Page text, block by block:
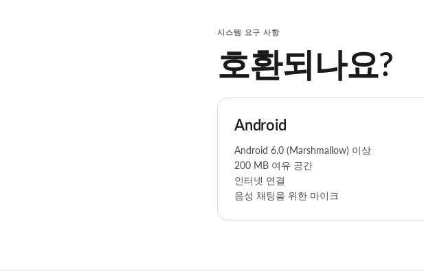
시스템 요구 사항
호환되나요?
Android
Android 6.0 (Marshmallow) 이상
200 MB 여유 공간
인터넷 연결
음성 채팅을 위한 마이크